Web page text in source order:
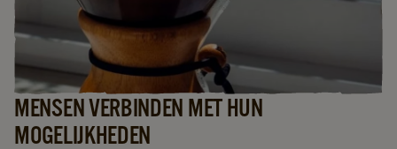
MENSEN VERBINDEN MET HUN
MOGELIJKHEDEN